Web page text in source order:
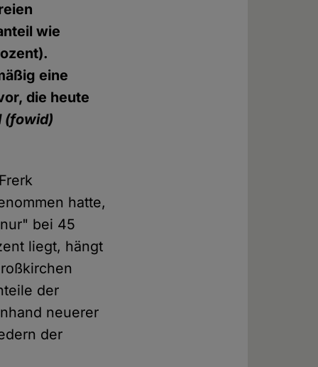
wie
eine
die heute
(fowid)
hatte,
bei 45
liegt, hängt
der
neuerer
der